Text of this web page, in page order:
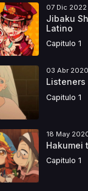
07 Dic 2022
Jibaku
Latino
Capitulo 1
03 Abr 2020
Listeners
Capitulo 1
18 May
Hakumei
Capitulo 1